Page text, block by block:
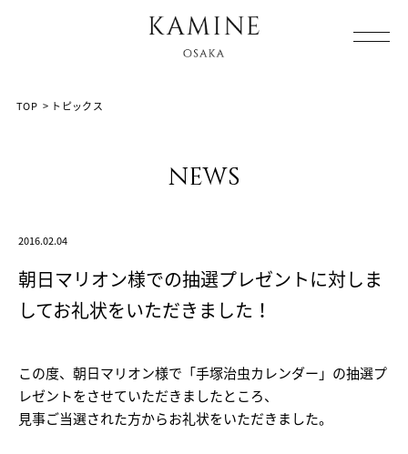
TOP > トピックス
news
2016.02.04
朝日マリオン様での抽選プレゼントに対しま
してお礼状をいただきました！
この度、朝日マリオン様で「手塚治虫カレンダー」の抽選プ
レゼントをさせていただきましたところ、
見事ご当選された方からお礼状をいただきました。